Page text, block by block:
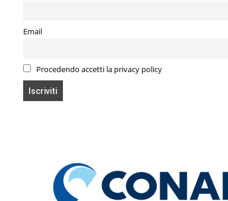
Email
Procedendo accetti la privacy policy